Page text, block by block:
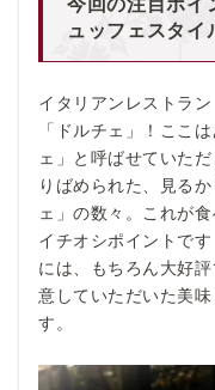
ュッフェスタイ
イタリアンレストラ
「ドルチェ」！ここ
ェ」と呼ばせていた
りばめられた、見る
ェ」の数々。これが
イチオシポイントで
には、もちろん大好
意していただいた美
す。